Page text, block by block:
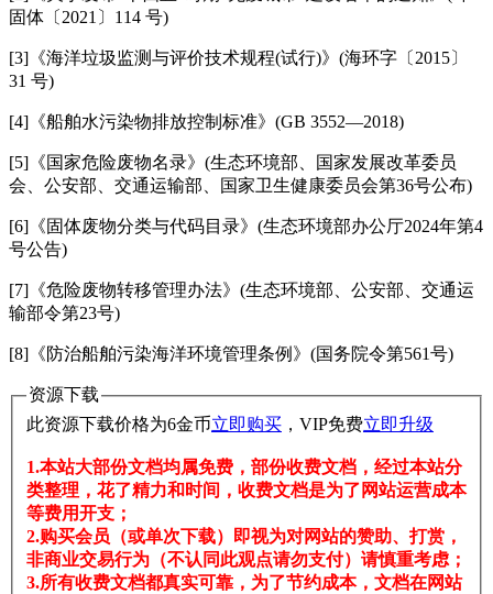
固体〔2021〕114 号)
[3]《海洋垃圾监测与评价技术规程(试行)》(海环字〔2015〕
31 号)
[4]《船舶水污染物排放控制标准》(GB 3552—2018)
[5]《国家危险废物名录》(生态环境部、国家发展改革委员
会、公安部、交通运输部、国家卫生健康委员会第36号公布)
[6]《固体废物分类与代码目录》(生态环境部办公厅2024年第4
号公告)
[7]《危险废物转移管理办法》(生态环境部、公安部、交通运
输部令第23号)
[8]《防治船舶污染海洋环境管理条例》(国务院令第561号)
资源下载
此资源下载价格为6金币立即购买 ，VIP免费立即升级
1.本站大部份文档均属免费，部份收费文档，经过本站分
类整理，花了精力和时间，收费文档是为了网站运营成本
等费用开支；
2.购买会员（或单次下载）即视为对网站的赞助、打赏，
非商业交易行为（不认同此观点请勿支付）请慎重考虑；
3.所有收费文档都真实可靠，为了节约成本，文档在网站